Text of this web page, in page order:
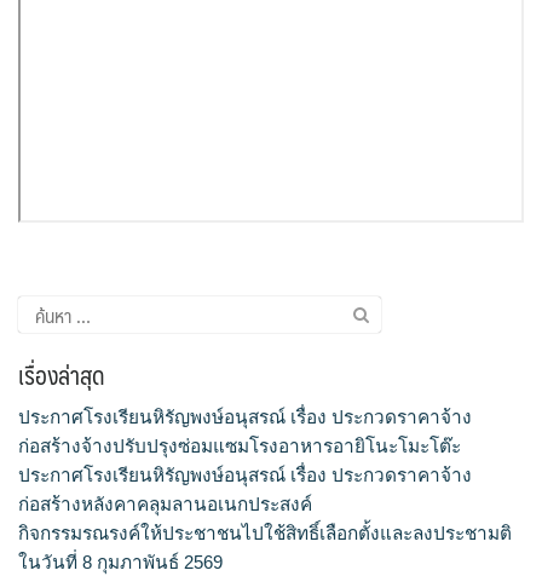
ค้นหา
สำหรับ:
เรื่องล่าสุด
ประกาศโรงเรียนหิรัญพงษ์อนุสรณ์ เรื่อง ประกวดราคาจ้าง
ก่อสร้างจ้างปรับปรุงซ่อมแซมโรงอาหารอายิโนะโมะโต๊ะ
ประกาศโรงเรียนหิรัญพงษ์อนุสรณ์ เรื่อง ประกวดราคาจ้าง
ก่อสร้างหลังคาคลุมลานอเนกประสงค์
กิจกรรมรณรงค์ให้ประชาชนไปใช้สิทธิ์เลือกตั้งและลงประชามติ
ในวันที่ 8 กุมภาพันธ์ 2569